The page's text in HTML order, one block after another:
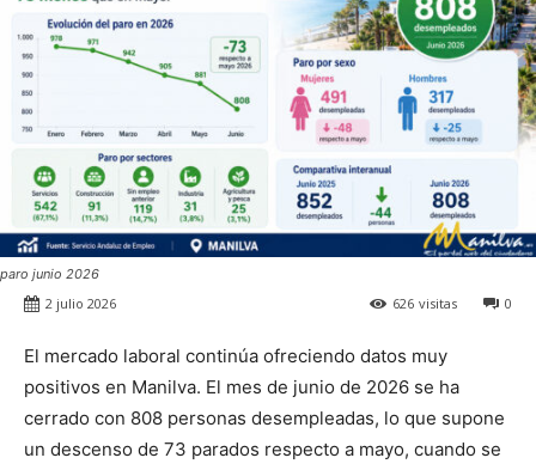
paro junio 2026
0
626 visitas
2 julio 2026
El mercado laboral continúa ofreciendo datos muy
positivos en Manilva. El mes de junio de 2026 se ha
cerrado con 808 personas desempleadas, lo que supone
un descenso de 73 parados respecto a mayo, cuando se